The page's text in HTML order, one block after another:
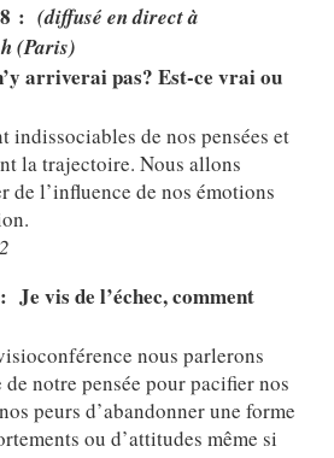
: (diffusé en direct à
(Paris)
arriverai pas? Est-ce vrai ou
indissociables de nos pensées et
la trajectoire. Nous allons
de l’influence de nos émotions
2
Je vis de l’échec, comment
nous parlerons
notre pensée pour pacifier nos
peurs d’abandonner une forme
ou d’attitudes même si